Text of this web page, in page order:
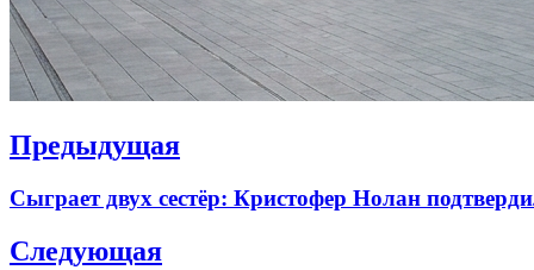
Навигация
записям
Предыдущая
Previous
Сыграет двух сестёр: Кристофер Нолан
Следующая